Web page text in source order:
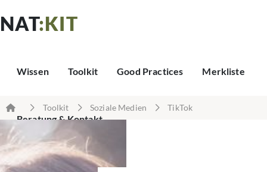
NAT:KIT
Wissen Toolkit Good Practices Merkliste
Beratung & Kontakt
Toolkit Soziale Medien TikTok